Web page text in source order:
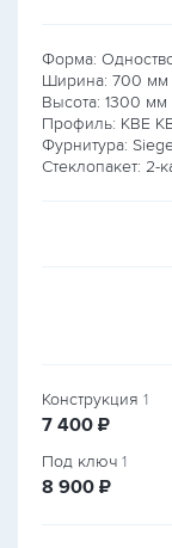
Форма:
Ширина: 700 мм
Высота: 1300 мм
Профиль: KBE
Фурнитура:
Стеклопакет: 2-
Конструкция 1
7 400 руб.
₽
Под ключ 1
8 900 руб.
₽